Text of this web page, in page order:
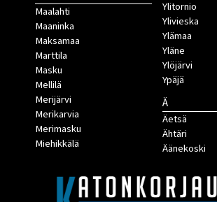
Maalahti
Maaninka
Maksamaa
Marttila
Masku
Mellilä
Merijärvi
Merikarvia
Merimasku
Miehikkälä
Ylitornio
Ylivieska
Ylämaa
Yläne
Ylöjärvi
Ypäjä
Ä
Äetsä
Ähtäri
Äänekoski